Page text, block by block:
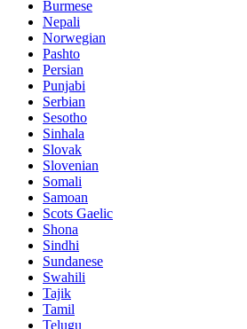
Burmese
Nepali
Norwegian
Pashto
Persian
Punjabi
Serbian
Sesotho
Sinhala
Slovak
Slovenian
Somali
Samoan
Scots Gaelic
Shona
Sindhi
Sundanese
Swahili
Tajik
Tamil
Telugu